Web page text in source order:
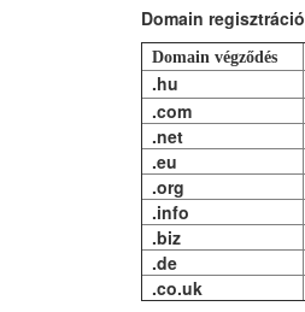
Domain regisztráció
Domain végződés
.hu
.com
.net
.eu
.org
.info
.biz
.de
.co.uk